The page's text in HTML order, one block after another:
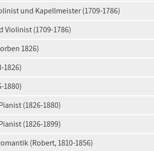
und Kapellmeister (1709-1786)
(1709-1786)
1826)
1826)
1880)
(1826-1880)
(1826-1899)
(Robert, 1810-1856)